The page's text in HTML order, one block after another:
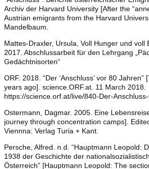
Archiv der Harvard University [After the
Austrian emigrants from the Harvard
Mandelbaum.
Mattes-Draxler, Ursula, Voll Hunger und voll
2017. Abschlussarbeit für den Lehrgang
Gedächtnisorten“
ORF. 2018. “Der ‘Anschluss’ vor 80 Jahren”
years ago]. science.ORF.at. 11 March 2018.
https://science.orf.at/live/840-Der-
Ostermann, Dagmar. 2005. Eine
journey through concentration camps].
Viennna: Verlag Turia + Kant.
Persche, Alfred. n.d. “Hauptmann Leopold:
1938 der Geschichte der
Österreich” [Hauptmann Leopold: The